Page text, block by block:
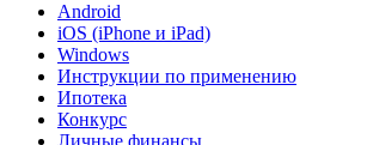
Android
iOS (iPhone и iPad)
Windows
Инструкции по применению
Ипотека
Конкурс